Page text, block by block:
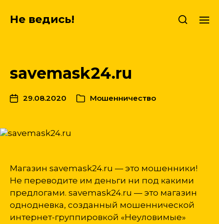
Не ведись!
savemask24.ru
29.08.2020 Мошенничество
Магазин savemask24.ru — это мошенники!
Не переводите им деньги ни под какими
предлогами. savemask24.ru — это магазин
однодневка, созданный мошеннической
интернет-группировкой «Неуловимые»